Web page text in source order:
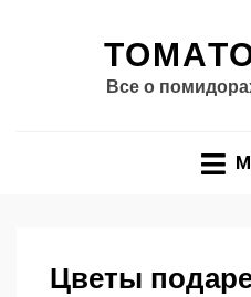
Все о
Цветы